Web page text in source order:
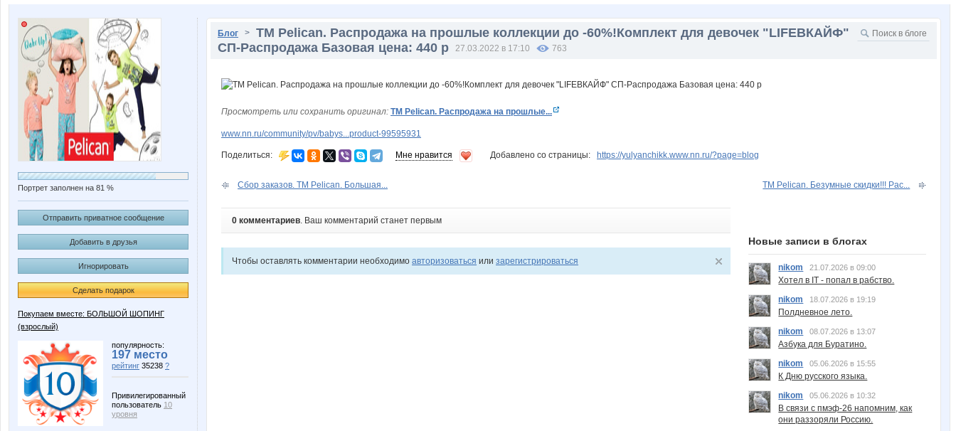
Портрет заполнен на 81 %
Отправить приватное сообщение
Добавить в друзья
Игнорировать
Сделать подарок
Покупаем вместе: БОЛЬШОЙ ШОПИНГ
(взрослый)
популярность:
197 место
рейтинг 35238 ?
Привилегированный
пользователь 10
уровня
Блог > ТМ Peliсan. Распродажа на прошлые коллекции до -60%!Комплект для девочек "LIFEВКАЙФ"
СП-Распродажа Базовая цена: 440 р
27.03.2022 в 17:10 763
Просмотреть или сохранить оригинал: ТМ Peliсan. Распродажа на прошлые...
www.nn.ru/community/pv/babys...product-99595931
Поделиться: Мне нравится Добавлено со страницы: https://yulyanchikk.www.nn.ru/?page=blog
Сбор заказов. ТМ Pelican. Большая... ТМ Pelican. Безумные скидки!!! Рас...
0 комментариев. Ваш комментарий станет первым
Чтобы оставлять комментарии необходимо авторизоваться или зарегистрироваться
Новые записи в блогах
nikom 21.07.2026 в 09:00
Хотел в IT - попал в рабство.
nikom
18.07.2026 в 19:19
Полдневное лето.
nikom
08.07.2026 в 13:07
Азбука для Буратино.
nikom
05.06.2026 в 15:55
К Дню русского языка.
nikom
05.06.2026 в 10:32
В связи с пмэф-26 напомним, как
они раззоряли Россию.